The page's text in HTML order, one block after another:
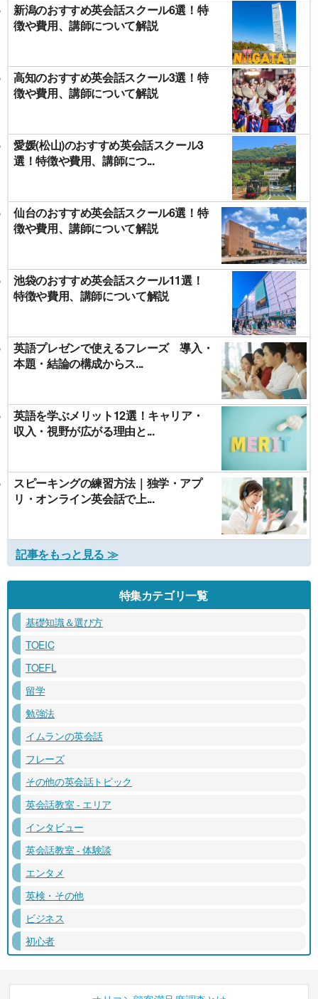
新潟のおすすめ英会話スクール6選！特
徴や費用、講師について解説
高知のおすすめ英会話スクール3選！特
徴や費用、講師について解説
愛媛(松山)のおすすめ英会話スクール3
選！特徴や費用、講師につ...
仙台のおすすめ英会話スクール6選！特
徴や費用、講師について解説
池袋のおすすめ英会話スクール11選！
特徴や費用、講師について解説
英語プレゼンで使えるフレーズ 導入・
本題・結論の構成からス...
英語を学ぶメリット12選！キャリア・
収入・視野が広がる理由と...
スピーキングの練習方法｜独学・アプ
リ・オンライン英会話で上...
記事をもっと見る ≫
特集カテゴリ一覧
基礎知識＆選び方
TOEIC
TOEFL
留学
勉強法
イムランの英会話
フレーズ
その他の英会話トピック
英会話教室 - エリア
インタビュー
英会話教室 - 体験談
エンタメ
英検・その他
ビジネス
初心者